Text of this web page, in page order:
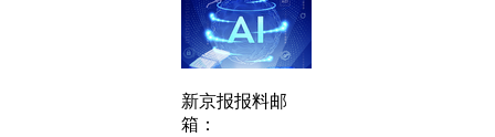
新京报报料邮
箱：